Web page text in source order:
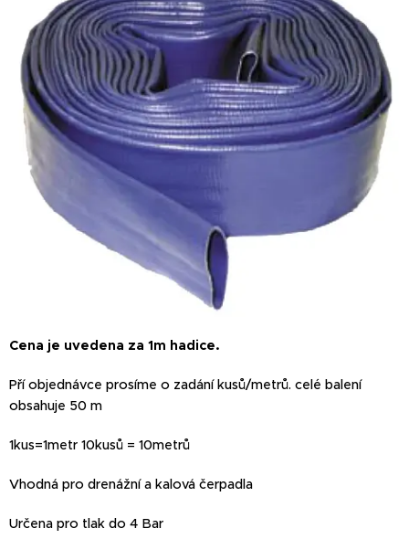
Cena je uvedena za 1m hadice.
Pří objednávce prosíme o zadání kusů/metrů. celé balení
obsahuje 50 m
1kus=1metr 10kusů = 10metrů
Vhodná pro drenážní a kalová čerpadla
Určena pro tlak do 4 Bar